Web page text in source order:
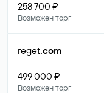
258 700 ₽
Возможен торг
reget.com
499 000 ₽
Возможен торг